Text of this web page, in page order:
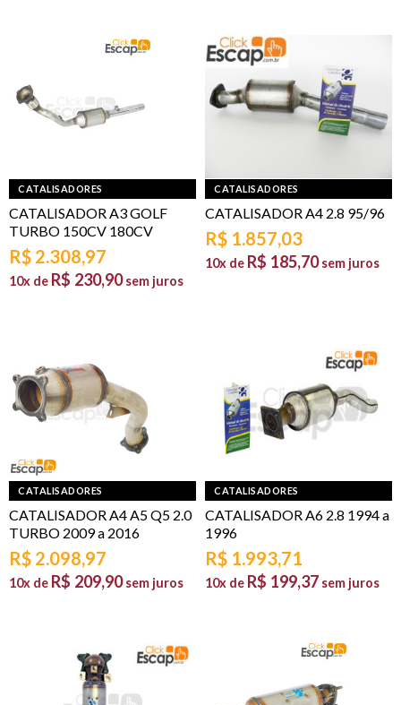
CATALISADORES
CATALISADOR A3 GOLF
TURBO 150CV 180CV
R$ 2.308,97
10x de R$ 230,90 sem juros
CATALISADORES
CATALISADOR A4 2.8 95/96
R$ 1.857,03
10x de R$ 185,70 sem juros
CATALISADORES
CATALISADOR A4 A5 Q5 2.0
TURBO 2009 a 2016
R$ 2.098,97
10x de R$ 209,90 sem juros
CATALISADORES
CATALISADOR A6 2.8 1994 a
1996
R$ 1.993,71
10x de R$ 199,37 sem juros